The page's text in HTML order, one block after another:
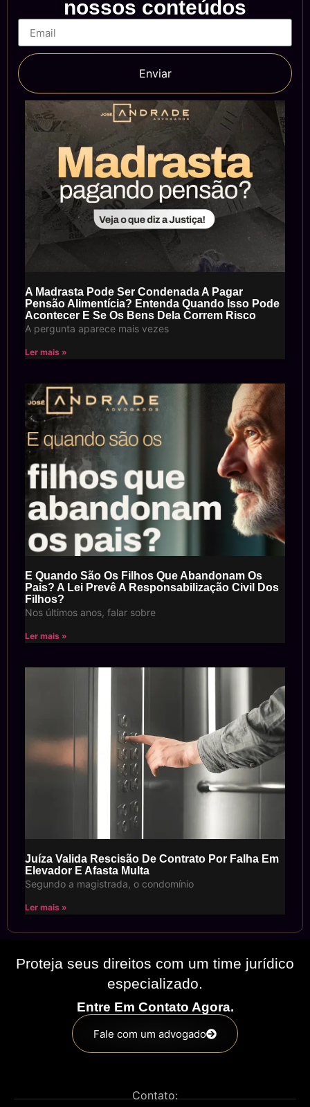
nossos conteúdos
Enviar
A Madrasta Pode Ser Condenada A Pagar
Pensão Alimentícia? Entenda Quando Isso Pode
Acontecer E Se Os Bens Dela Correm Risco
A pergunta aparece mais vezes
Ler mais »
E Quando São Os Filhos Que Abandonam Os
Pais? A Lei Prevê A Responsabilização Civil Dos
Filhos?
Nos últimos anos, falar sobre
Ler mais »
Juíza Valida Rescisão De Contrato Por Falha Em
Elevador E Afasta Multa
Segundo a magistrada, o condomínio
Ler mais »
Proteja seus direitos com um time jurídico
especializado.
Entre Em Contato Agora.
Fale com um advogado
Contato: